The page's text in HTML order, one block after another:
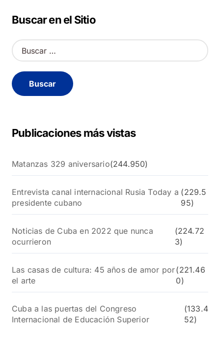
Buscar en el Sitio
B
u
c
a
Publicaciones más vistas
Matanzas 329 aniversario(244.950)
Entrevista canal internacional Rusia Today a
presidente cubano
(229.5
95)
Noticias de Cuba en 2022 que nunca
ocurrieron
(224.72
3)
Las casas de cultura: 45 años de amor por
el arte
(221.46
0)
Cuba a las puertas del Congreso
Internacional de Educación Superior
(133.4
52)